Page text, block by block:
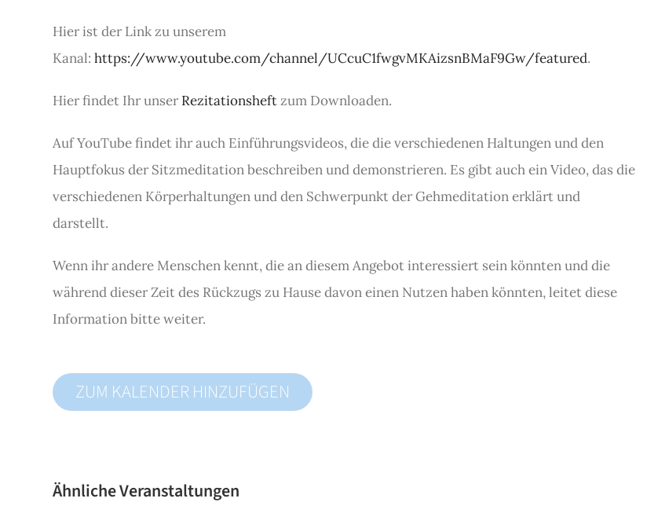
Hier ist der Link zu unserem
Kanal:https://www.youtube.com/channel/UCcuC1fwgvMKAizsnBMaF9Gw/featured.
Hier findet Ihr unser Rezitationsheftzum Downloaden.
Auf YouTube findet ihr auch Einführungsvideos, die die verschiedenen Haltungen und den
Hauptfokus der Sitzmeditation beschreiben und demonstrieren. Es gibt auch ein Video, das die
verschiedenen Körperhaltungen und den Schwerpunkt der Gehmeditation erklärt und
darstellt.
Wenn ihr andere Menschen kennt, die an diesem Angebot interessiert sein könnten und die
während dieser Zeit des Rückzugs zu Hause davon einen Nutzen haben könnten, leitet diese
Information bitte weiter.
ZUM KALENDER HINZUFÜGEN
Ähnliche Veranstaltungen